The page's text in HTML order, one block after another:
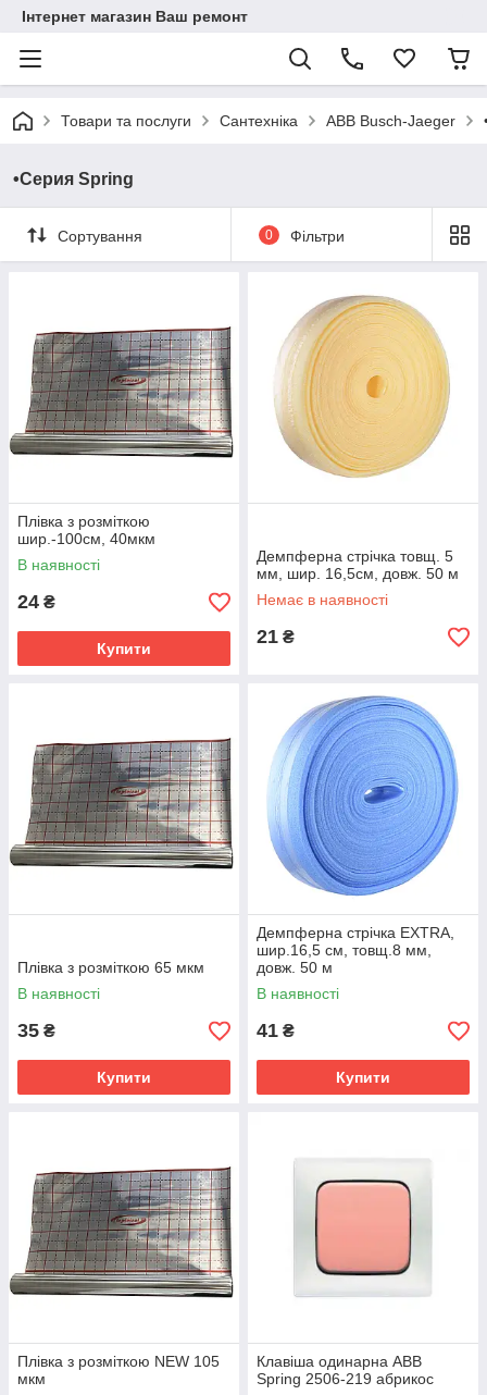
Інтернет магазин Ваш ремонт
Товари та послуги Сантехніка ABB Busch-Jaeger
•Серия Spring
Сортування 0 Фільтри
Плівка з розміткою
шир.-100см, 40мкм
В наявності
24 ₴
Купити
Демпферна стрічка товщ. 5
мм, шир. 16,5см, довж. 50 м
Немає в наявності
21 ₴
Плівка з розміткою 65 мкм
В наявності
35 ₴
Купити
Демпферна стрічка EXTRA,
шир.16,5 см, товщ.8 мм,
довж. 50 м
В наявності
41 ₴
Купити
Плівка з розміткою NEW 105
мкм
Клавіша одинарна ABB
Spring 2506-219 абрикос